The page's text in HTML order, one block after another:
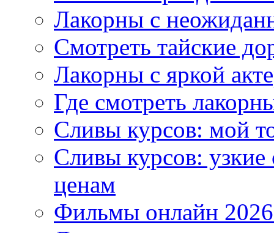
Лакорны с
Смотреть тайские
Лакорны с яркой
Где смотреть
Сливы курсов: мой
Сливы курсов:
ценам
Фильмы онлайн